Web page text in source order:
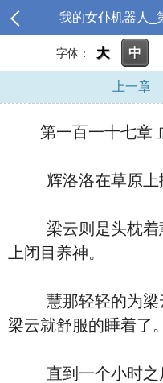
我的女仆机器人_
字体： 大 中
上一章
第一百一十七章
辉洛洛在草原上
梁云则是头枕着
上闭目养神。
慧那轻轻的为梁
梁云就舒服的睡着了。
直到一个小时之后